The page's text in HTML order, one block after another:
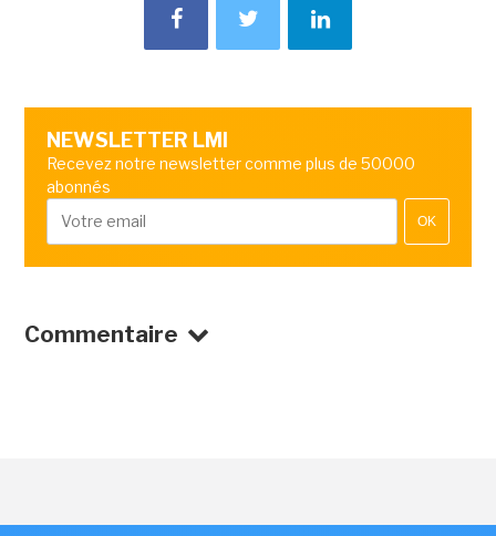
NEWSLETTER LMI
Recevez notre newsletter comme plus de 50000
abonnés
OK
Commentaire